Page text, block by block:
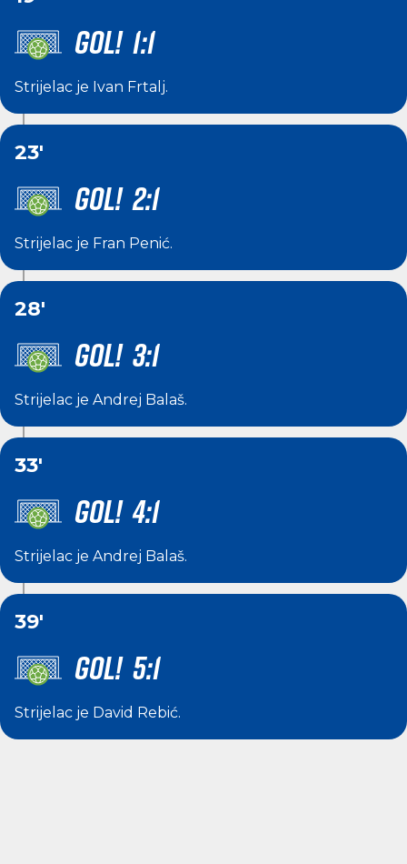
GOL! 1:1
Strijelac je Ivan Frtalj.
23'
GOL! 2:1
Strijelac je Fran Penić.
28'
GOL! 3:1
Strijelac je Andrej Balaš.
33'
GOL! 4:1
Strijelac je Andrej Balaš.
39'
GOL! 5:1
Strijelac je David Rebić.